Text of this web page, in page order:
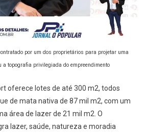
por um dos proprietários para projetar uma
a topografia privilegiada do empreendimento
oferece lotes de até 300 m2, todos
de mata nativa de 87 mil m2, com um
área de lazer de 21 mil m2. O
lazer, saúde, natureza e moradia